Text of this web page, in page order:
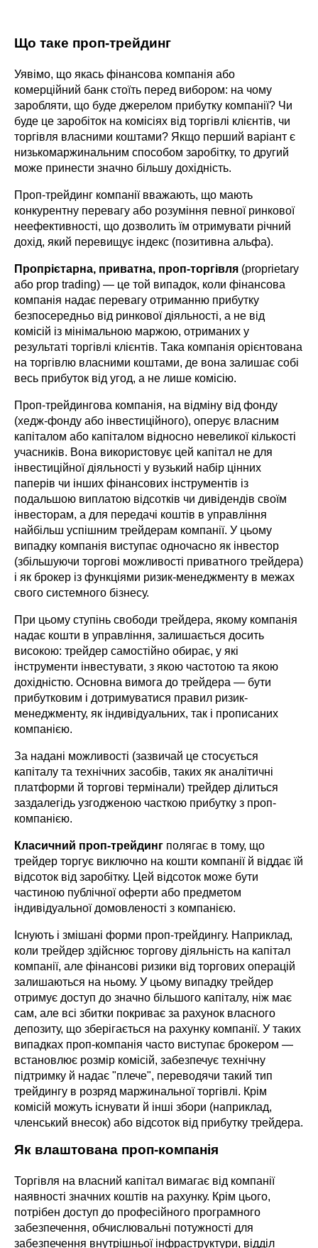
Що таке проп-трейдинг
Уявімо, що якась фінансова компанія або
комерційний банк стоїть перед вибором: на чому
заробляти, що буде джерелом прибутку компанії? Чи
буде це заробіток на комісіях від торгівлі клієнтів, чи
торгівля власними коштами? Якщо перший варіант є
низькомаржинальним способом заробітку, то другий
може принести значно більшу дохідність.
Проп-трейдинг компанії вважають, що мають
конкурентну перевагу або розуміння певної ринкової
неефективності, що дозволить їм отримувати річний
дохід, який перевищує індекс (позитивна альфа).
Пропрієтарна, приватна, проп-торгівля (proprietary
або prop trading) — це той випадок, коли фінансова
компанія надає перевагу отриманню прибутку
безпосередньо від ринкової діяльності, а не від
комісій із мінімальною маржою, отриманих у
результаті торгівлі клієнтів. Така компанія орієнтована
на торгівлю власними коштами, де вона залишає собі
весь прибуток від угод, а не лише комісію.
Проп-трейдингова компанія, на відміну від фонду
(хедж-фонду або інвестиційного), оперує власним
капіталом або капіталом відносно невеликої кількості
учасників. Вона використовує цей капітал не для
інвестиційної діяльності у вузький набір цінних
паперів чи інших фінансових інструментів із
подальшою виплатою відсотків чи дивідендів своїм
інвесторам, а для передачі коштів в управління
найбільш успішним трейдерам компанії. У цьому
випадку компанія виступає одночасно як інвестор
(збільшуючи торгові можливості приватного трейдера)
і як брокер із функціями ризик-менеджменту в межах
свого системного бізнесу.
При цьому ступінь свободи трейдера, якому компанія
надає кошти в управління, залишається досить
високою: трейдер самостійно обирає, у які
інструменти інвестувати, з якою частотою та якою
дохідністю. Основна вимога до трейдера — бути
прибутковим і дотримуватися правил ризик-
менеджменту, як індивідуальних, так і прописаних
компанією.
За надані можливості (зазвичай це стосується
капіталу та технічних засобів, таких як аналітичні
платформи й торгові термінали) трейдер ділиться
заздалегідь узгодженою часткою прибутку з проп-
компанією.
Класичний проп-трейдинг полягає в тому, що
трейдер торгує виключно на кошти компанії й віддає їй
відсоток від заробітку. Цей відсоток може бути
частиною публічної оферти або предметом
індивідуальної домовленості з компанією.
Існують і змішані форми проп-трейдингу. Наприклад,
коли трейдер здійснює торгову діяльність на капітал
компанії, але фінансові ризики від торгових операцій
залишаються на ньому. У цьому випадку трейдер
отримує доступ до значно більшого капіталу, ніж має
сам, але всі збитки покриває за рахунок власного
депозиту, що зберігається на рахунку компанії. У таких
випадках проп-компанія часто виступає брокером —
встановлює розмір комісій, забезпечує технічну
підтримку й надає "плече", переводячи такий тип
трейдингу в розряд маржинальної торгівлі. Крім
комісій можуть існувати й інші збори (наприклад,
членський внесок) або відсоток від прибутку трейдера.
Як влаштована проп-компанія
Торгівля на власний капітал вимагає від компанії
наявності значних коштів на рахунку. Крім цього,
потрібен доступ до професійного програмного
забезпечення, обчислювальні потужності для
забезпечення внутрішньої інфраструктури, відділ